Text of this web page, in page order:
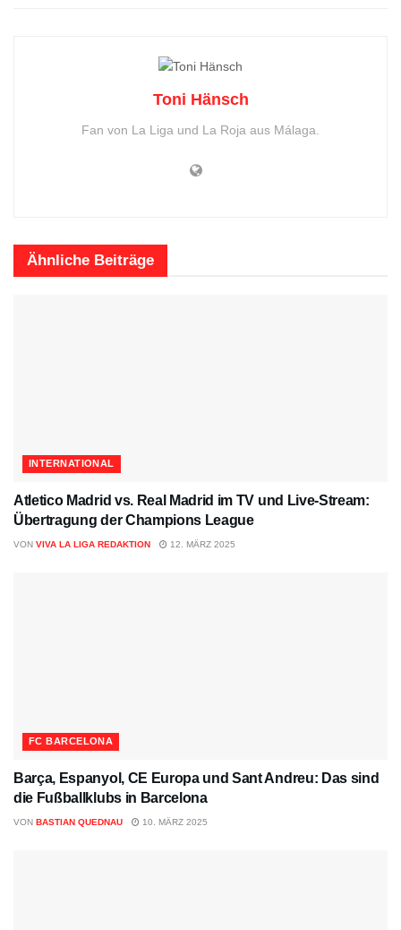
Toni Hänsch
Fan von La Liga und La Roja aus Málaga.
Ähnliche Beiträge
INTERNATIONAL
Atletico Madrid vs. Real Madrid im TV und Live-Stream:
Übertragung der Champions League
VON VIVA LA LIGA REDAKTION 12. MÄRZ 2025
FC BARCELONA
Barça, Espanyol, CE Europa und Sant Andreu: Das sind
die Fußballklubs in Barcelona
VON BASTIAN QUEDNAU 10. MÄRZ 2025